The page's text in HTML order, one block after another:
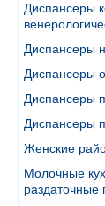
Диспансеры
Диспансеры
Диспансеры
Диспансеры
Диспансеры
Женские
Молочные
раздаточные